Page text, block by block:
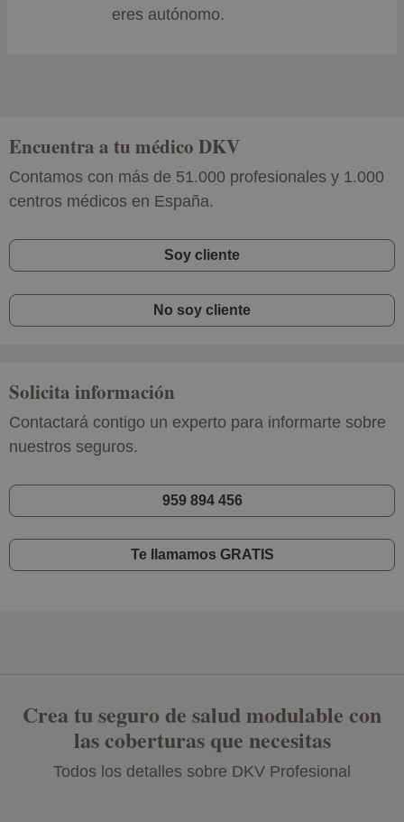
eres autónomo.
Encuentra a tu médico DKV
Contamos con más de 51.000 profesionales y 1.000
centros médicos en España.
Soy cliente
No soy cliente
Solicita información
Contactará contigo un experto para informarte sobre
nuestros seguros.
959 894 456
Te llamamos GRATIS
Crea tu seguro de salud modulable con
las coberturas que necesitas
Todos los detalles sobre DKV Profesional